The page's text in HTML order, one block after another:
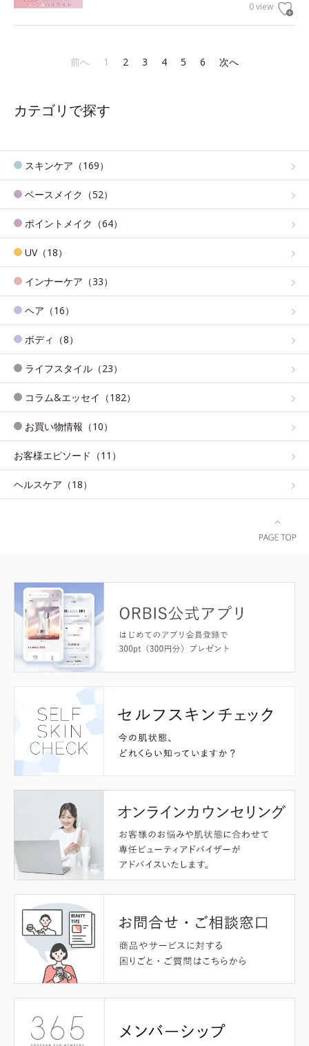
0 view
前へ 1 2 3 4 5 6 次へ
カテゴリで探す
スキンケア（169）
ベースメイク（52）
ポイントメイク（64）
UV（18）
インナーケア（33）
ヘア（16）
ボディ（8）
ライフスタイル（23）
コラム&エッセイ（182）
お買い物情報（10）
お客様エピソード（11）
ヘルスケア（18）